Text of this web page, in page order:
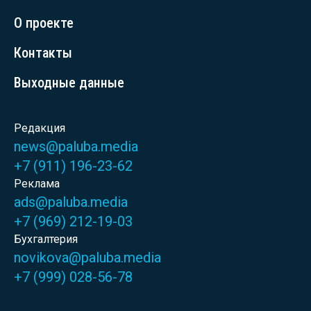
О проекте
Контакты
Выходные данные
Редакция
news@paluba.media
+7 (911) 196-23-62
Реклама
ads@paluba.media
+7 (969) 212-19-03
Бухгалтерия
novikova@paluba.media
+7 (999) 028-56-78